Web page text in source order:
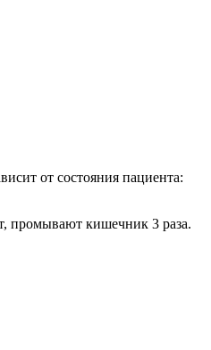
от состояния пациента:
промывают кишечник 3 раза.